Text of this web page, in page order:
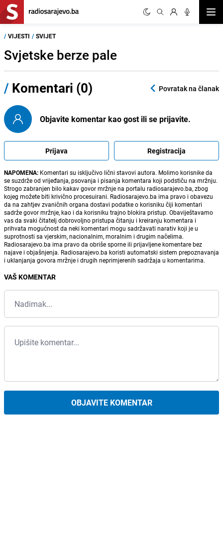
/ VIJESTI / SVIJET
Svjetske berze pale
/ Komentari (0) Povratak na članak
Objavite komentar kao gost ili se prijavite.
Prijava Registracija
NAPOMENA: Komentari su isključivo lični stavovi autora. Molimo korisnike da
se suzdrže od vrijeđanja, psovanja i pisanja komentara koji podstiču na mržnju.
Strogo zabranjen bilo kakav govor mržnje na portalu radiosarajevo.ba, zbog
kojeg možete biti krivično procesuirani. Radiosarajevo.ba ima pravo i obavezu
da na zahtjev zvaničnih organa dostavi podatke o korisniku čiji komentari
sadrže govor mržnje, kao i da korisniku trajno blokira pristup. Obaviještavamo
vas da svaki čitatelj dobrovoljno pristupa čitanju i kreiranju komentara i
prihvata mogućnost da neki komentari mogu sadržavati narativ koji je u
suprotnosti sa vjerskim, nacionalnim, moralnim i drugim načelima.
Radiosarajevo.ba ima pravo da obriše sporne ili prijavljene komentare bez
najave i objašnjenja. Radiosarajevo.ba koristi automatski sistem prepoznavanja
i uklanjanja govora mržnje i drugih neprimjerenih sadržaja u komentarima.
VAŠ KOMENTAR
OBJAVITE KOMENTAR